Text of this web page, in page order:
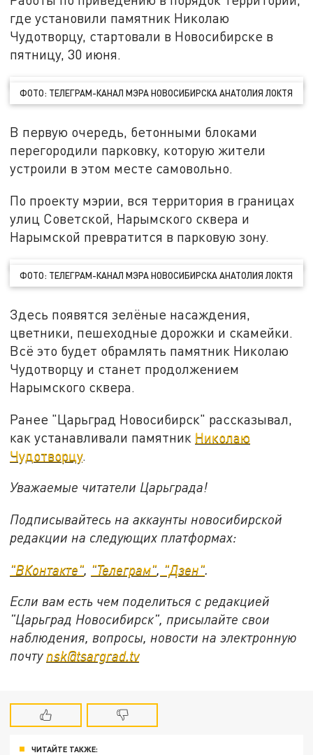
где установили памятник Николаю
Чудотворцу, стартовали в Новосибирске в
пятницу, 30 июня.
ФОТО: ТЕЛЕГРАМ-КАНАЛ МЭРА НОВОСИБИРСКА АНАТОЛИЯ ЛОКТЯ
В первую очередь, бетонными блоками
перегородили парковку, которую жители
устроили в этом месте самовольно.
По проекту мэрии, вся территория в границах
улиц Советской, Нарымского сквера и
Нарымской превратится в парковую зону.
ФОТО: ТЕЛЕГРАМ-КАНАЛ МЭРА НОВОСИБИРСКА АНАТОЛИЯ ЛОКТЯ
Здесь появятся зелёные насаждения,
цветники, пешеходные дорожки и скамейки.
Всё это будет обрамлять памятник Николаю
Чудотворцу и станет продолжением
Нарымского сквера.
Ранее "Царьград Новосибирск" рассказывал,
как устанавливали памятник Николаю
Чудотворцу.
Уважаемые читатели Царьграда!
Подписывайтесь на аккаунты новосибирской
редакции на следующих платформах:
"ВКонтакте", "Телеграм", "Дзен".
Если вам есть чем поделиться с редакцией
"Царьград Новосибирск", присылайте свои
наблюдения, вопросы, новости на электронную
почту nsk@tsargrad.tv
ЧИТАЙТЕ ТАКЖЕ: